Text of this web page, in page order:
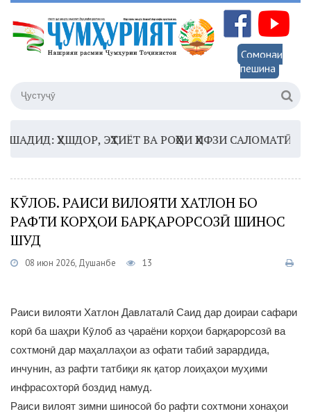
Сомонаи
пешина
ҲУШДОР, ЭҲТИЁТ ВА РОҲҲОИ ҲИФЗИ САЛОМАТӢ
КӮЛОБ. РАИСИ ВИЛОЯТИ ХАТЛОН БО
РАФТИ КОРҲОИ БАРҚАРОРСОЗӢ ШИНОС
ШУД
08 июн 2026, Душанбе 13
Раиси вилояти Хатлон Давлаталӣ Саид дар доираи сафари
корӣ ба шаҳри Кӯлоб аз ҷараёни корҳои барқарорсозӣ ва
сохтмонӣ дар маҳаллаҳои аз офати табиӣ зарардида,
инчунин, аз рафти татбиқи як қатор лоиҳаҳои муҳими
инфрасохторӣ боздид намуд.
Раиси вилоят зимни шиносоӣ бо рафти сохтмони хонаҳои